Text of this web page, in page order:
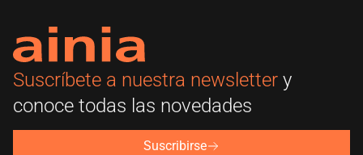
Suscríbete a nuestra newsletter y
conoce todas las novedades
Suscribirse